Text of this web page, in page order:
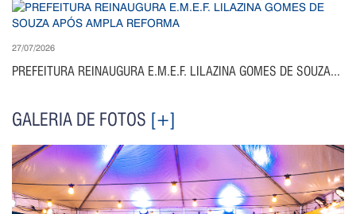
27/07/2026
PREFEITURA REINAUGURA E.M.E.F. LILAZINA GOMES DE SOUZA...
GALERIA DE FOTOS [+]